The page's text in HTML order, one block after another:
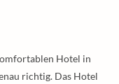
Hotel in
richtig. Das Hotel